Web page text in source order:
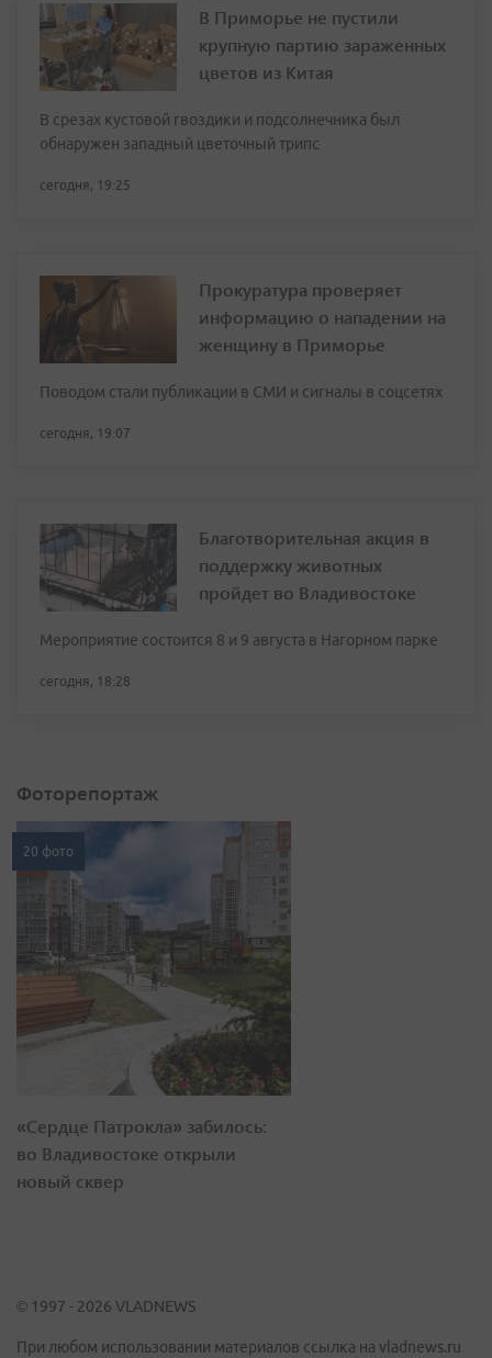
В Приморье не пустили
крупную партию зараженных
цветов из Китая
В срезах кустовой гвоздики и подсолнечника был
обнаружен западный цветочный трипс
сегодня, 19:25
Прокуратура проверяет
информацию о нападении на
женщину в Приморье
Поводом стали публикации в СМИ и сигналы в соцсетях
сегодня, 19:07
Благотворительная акция в
поддержку животных
пройдет во Владивостоке
Мероприятие состоится 8 и 9 августа в Нагорном парке
сегодня, 18:28
Фоторепортаж
20 фото
«Сердце Патрокла» забилось:
во Владивостоке открыли
новый сквер
© 1997 - 2026 VLADNEWS
При любом использовании материалов ссылка на vladnews.ru